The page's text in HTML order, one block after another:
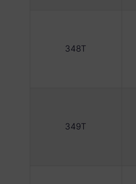
348T
349T